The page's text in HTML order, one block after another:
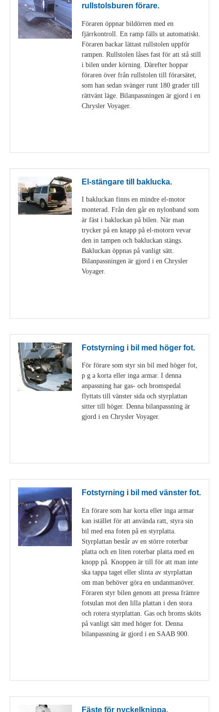
rullstolsburen förare.
Föraren öppnar bildörren med en
fjärrkontroll. En ramp fälls ut automatiskt.
Föraren backar lättast rullstolen uppför
rampen. Rullstolen låses fast för att stå still
i bilen under körning. Därefter hoppar
föraren över från rullstolen till förarsätet,
som han sedan svänger runt 180 grader till
rättvänt läge. Bilanpassningen är gjord i en
Chrysler Voyager.
El-stängare till baklucka.
I bakluckan finns en mindre el-motor
monterad. Från den går en nylonband som
är fäst i bakluckan på bilen. När man
trycker på en knapp på el-motorn vevar
den in tampen och bakluckan stängs.
Bakluckan öppnas på vanligt sätt.
Bilanpassningen är gjord i en Chrysler
Voyager.
Fotstyrning i bil med höger fot.
För förare som styr sin bil med höger fot,
p g a korta eller inga armar. I denna
anpassning har gas- och bromspedal
flyttats till vänster sida och styrplattan
sitter till höger. Denna bilanpassning är
gjord i en Chrysler Voyager.
Fotstyrning i bil med vänster fot.
En förare som har korta eller inga armar
kan istället för att använda ratt, styra sin
bil med ena foten på en styrplatta.
Styrplattan består av en större roterbar
platta och en liten roterbar platta med en
knopp på. Knoppen är till för att man inte
ska tappa taget eller slinta av styrplattan
om man behöver göra en undanmanöver.
Föraren styr bilen genom att pressa främre
fotsulan mot den lilla plattan i den stora
och rotera styrplattan. Gas och broms sköts
på vanligt sätt med höger fot. Denna
bilanpassning är gjord i en SAAB 900.
Fäste för nyckelknippa.